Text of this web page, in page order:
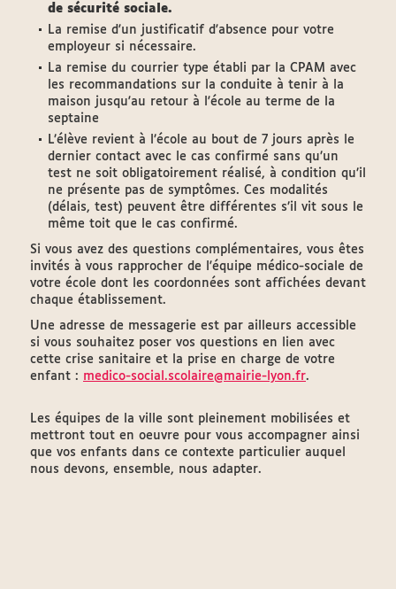
de sécurité sociale.
La remise d'un justificatif d'absence pour votre
employeur si nécessaire.
La remise du courrier type établi par la CPAM avec
les recommandations sur la conduite à tenir à la
maison jusqu'au retour à l'école au terme de la
septaine
L’élève revient à l’école au bout de 7 jours après le
dernier contact avec le cas confirmé sans qu’un
test ne soit obligatoirement réalisé, à condition qu’il
ne présente pas de symptômes. Ces modalités
(délais, test) peuvent être différentes s’il vit sous le
même toit que le cas confirmé.
Si vous avez des questions complémentaires, vous êtes
invités à vous rapprocher de l'équipe médico-sociale de
votre école dont les coordonnées sont affichées devant
chaque établissement.
Une adresse de messagerie est par ailleurs accessible
si vous souhaitez poser vos questions en lien avec
cette crise sanitaire et la prise en charge de votre
enfant : medico-social.scolaire@mairie-lyon.fr.
Les équipes de la ville sont pleinement mobilisées et
mettront tout en oeuvre pour vous accompagner ainsi
que vos enfants dans ce contexte particulier auquel
nous devons, ensemble, nous adapter.